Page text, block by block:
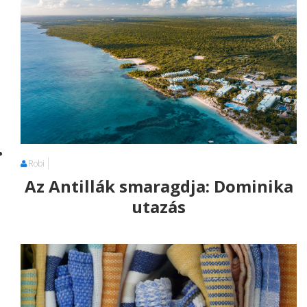
Robi
Az Antillák smaragdja: Dominika
utazás